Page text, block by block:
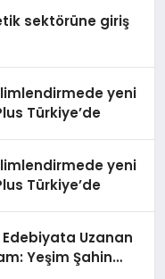
sektörüne giriş
yeni
Türkiye’de
yeni
Türkiye’de
Uzanan
Yeşim Şahin